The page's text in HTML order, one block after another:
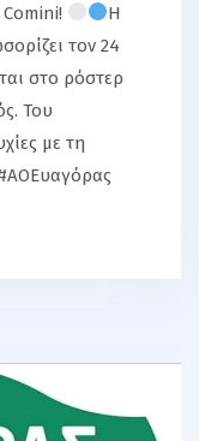
Η
τον 24
στο ρόστερ
Του
με τη